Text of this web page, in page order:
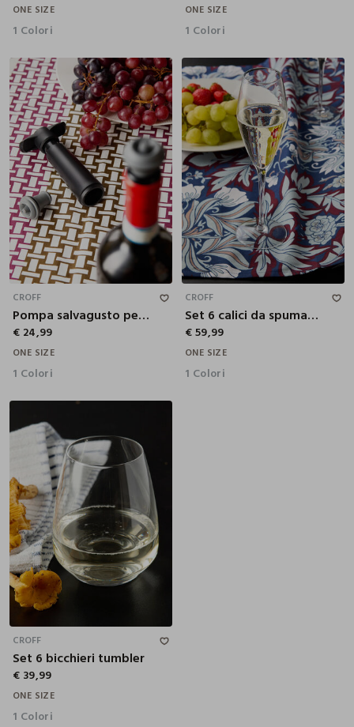
ONE SIZE
1 Colori
ONE SIZE
1 Colori
CROFF
Pompa salvagusto per vino
€ 24,99
ONE SIZE
1 Colori
CROFF
Set 6 calici da spumante
€ 59,99
ONE SIZE
1 Colori
CROFF
Set 6 bicchieri tumbler
€ 39,99
ONE SIZE
1 Colori